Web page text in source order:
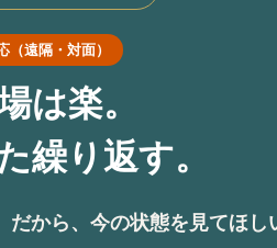
（遠隔・対面）
は楽。
繰り返す。
だから、今の状態を見てほし